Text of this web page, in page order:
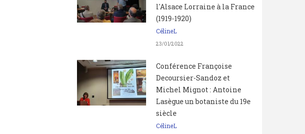
l'Alsace Lorraine à la France
(1919-1920)
CélineL
23/01/2022
Conférence Françoise
Decoursier-Sandoz et
Michel Mignot : Antoine
Lasègue un botaniste du 19e
siècle
CélineL